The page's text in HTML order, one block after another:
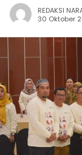
REDAKSI
30 Oktober